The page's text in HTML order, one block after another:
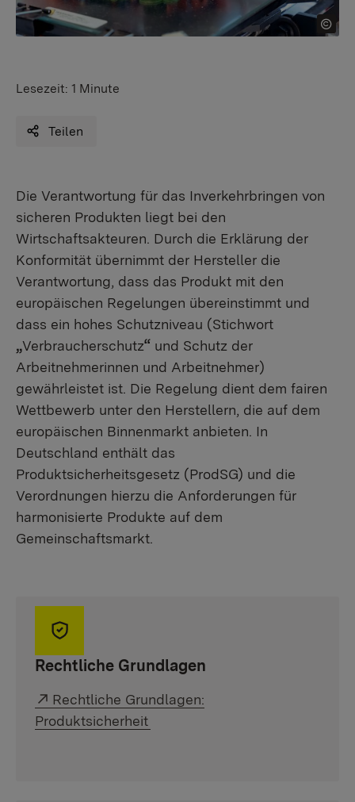
Lesezeit: 1 Minute
Teilen
Die Verantwortung für das Inverkehrbringen von
sicheren Produkten liegt bei den
Wirtschaftsakteuren. Durch die Erklärung der
Konformität übernimmt der Hersteller die
Verantwortung, dass das Produkt mit den
europäischen Regelungen übereinstimmt und
dass ein hohes Schutzniveau (Stichwort
„Verbraucherschutz“ und Schutz der
Arbeitnehmerinnen und Arbeitnehmer)
gewährleistet ist. Die Regelung dient dem fairen
Wettbewerb unter den Herstellern, die auf dem
europäischen Binnenmarkt anbieten. In
Deutschland enthält das
Produktsicherheitsgesetz (ProdSG) und die
Verordnungen hierzu die Anforderungen für
harmonisierte Produkte auf dem
Gemeinschaftsmarkt.
Rechtliche Grundlagen
Externer Link:
Rechtliche Grundlagen:
Produktsicherheit